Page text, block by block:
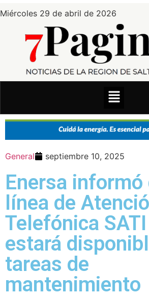
Miércoles 29 de abril de 2026
General septiembre 10, 2025
Enersa informó
línea de
Telefónica
estará
tareas de
mantenimiento